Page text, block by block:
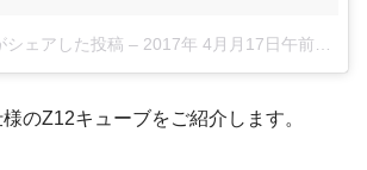
シェアした投稿 – 2017年 4月月17日午前7時05分PDT
のZ12キューブをご紹介します。